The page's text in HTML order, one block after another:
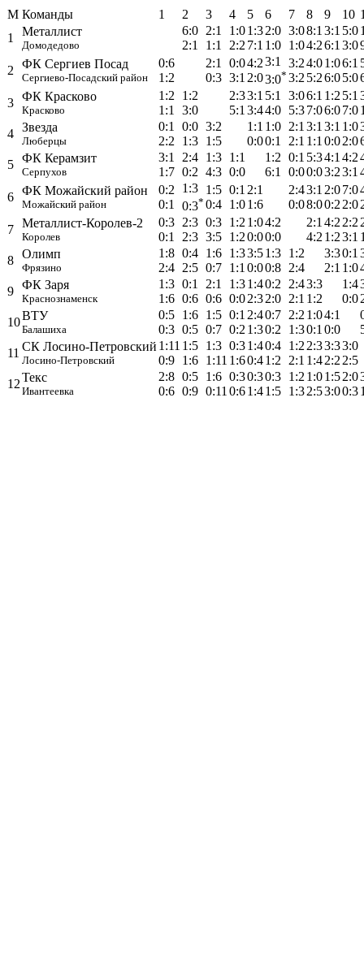
М Команды 1 2 3 4 5 6 7 8 9 10
1
Металлист
Домодедово
6:0
2:1
2:1
1:1
1:0
2:2
1:3
7:1
2:0
1:0
3:0
1:0
8:1
4:2
3:1
6:1
5:0
3:0
2
ФК Сергиев Посад
Сергиево-Посадский район
0:6
1:2
2:1
0:3
0:0
3:1
4:2
2:0
3:1
3:0*
3:2
3:2
4:0
5:2
1:0
6:0
6:1
5:0
3 ФК Красково
Красково
1:2
1:1
1:2
3:0
2:3
5:1
3:1
3:4
5:1
4:0
3:0
5:3
6:1
7:0
1:2
6:0
5:1
7:0
4 Звезда
Люберцы
0:1
2:2
0:0
1:3
3:2
1:5
1:1
0:0
1:0
0:1
2:1
2:1
3:1
1:1
3:1
0:0
1:0
2:0
5 ФК Керамзит
Серпухов
3:1
1:7
2:4
0:2
1:3
4:3
1:1
0:0
1:2
6:1
0:1
0:0
5:3
0:0
4:1
3:2
4:2
3:1
6 ФК Можайский район
Можайский район
0:2
0:1
1:3
0:3*
1:5
0:4
0:1
1:0
2:1
1:6
2:4
0:0
3:1
8:0
2:0
0:2
7:0
2:0
7 Металлист-Королев-2
Королев
0:3
0:1
2:3
2:3
0:3
3:5
1:2
1:2
1:0
0:0
4:2
0:0
2:1
4:2
4:2
1:2
2:2
3:1
8 Олимп
Фрязино
1:8
2:4
0:4
2:5
1:6
0:7
1:3
1:1
3:5
0:0
1:3
0:8
1:2
2:4
3:3
2:1
0:1
1:0
9 ФК Заря
Краснознаменск
1:3
1:6
0:1
0:6
2:1
0:6
1:3
0:0
1:4
2:3
0:2
2:0
2:4
2:1
3:3
1:2
1:4
0:0
10ВТУ
Балашиха
0:5
0:3
1:6
0:5
1:5
0:7
0:1
0:2
2:4
1:3
0:7
0:2
2:2
1:3
1:0
0:1
4:1
0:0
11 СК Лосино-Петровский
Лосино-Петровский
1:11
0:9
1:5
1:6
1:3
1:11
0:3
1:6
1:4
0:4
0:4
1:2
1:2
2:1
2:3
1:4
3:3
2:2
3:0
2:5
12Текс
Ивантеевка
2:8
0:6
0:5
0:9
1:6
0:11
0:3
0:6
0:3
1:4
0:3
1:5
1:2
1:3
1:0
2:5
1:5
3:0
2:0
0:3